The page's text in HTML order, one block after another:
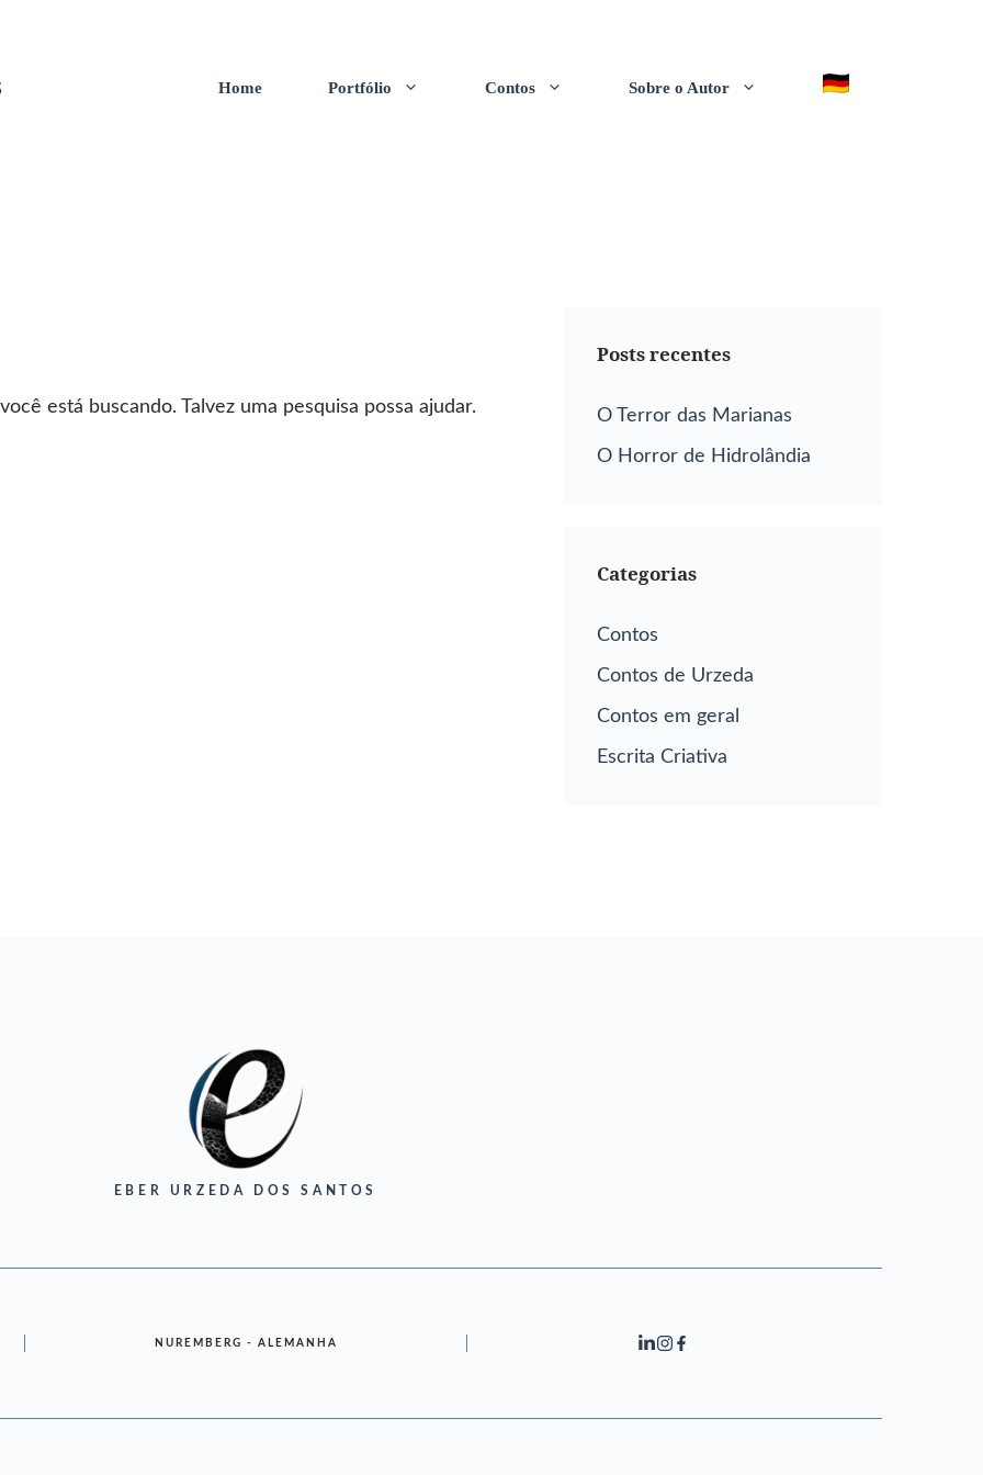
Home Portfólio Contos Sobre o Autor
está buscando. Talvez uma pesquisa possa ajudar.
Posts recentes
O Terror das Marianas
O Horror de Hidrolândia
Categorias
Contos
Contos de Urzeda
Contos em geral
Escrita Criativa
EBER URZEDA DOS SANTOS
NUREMBERG - ALEMANHA